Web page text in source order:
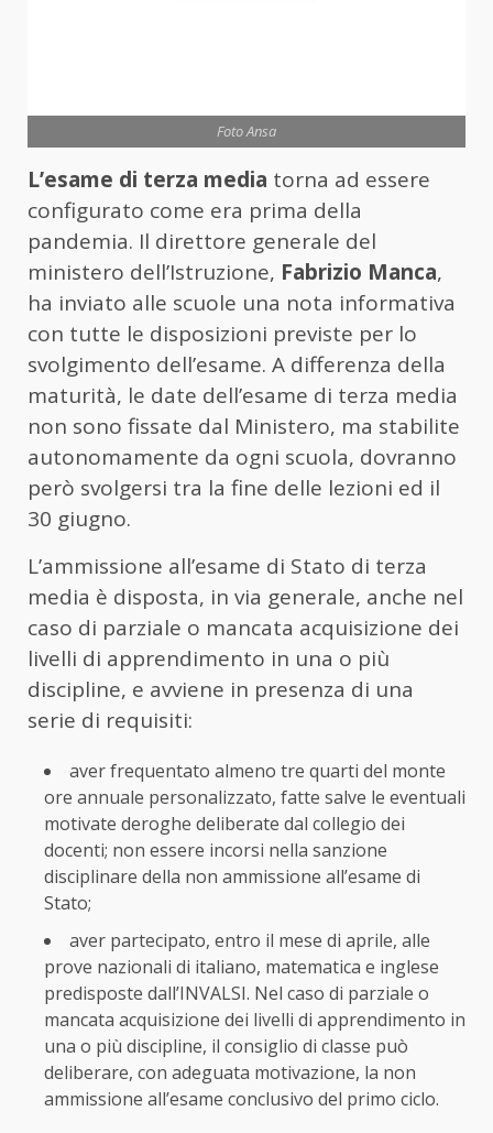
Foto Ansa
L’esame di terza media torna ad essere
configurato come era prima della
pandemia. Il direttore generale del
ministero dell’Istruzione, Fabrizio Manca,
ha inviato alle scuole una nota informativa
con tutte le disposizioni previste per lo
svolgimento dell’esame. A differenza della
maturità, le date dell’esame di terza media
non sono fissate dal Ministero, ma stabilite
autonomamente da ogni scuola, dovranno
però svolgersi tra la fine delle lezioni ed il
30 giugno.
L’ammissione all’esame di Stato di terza
media è disposta, in via generale, anche nel
caso di parziale o mancata acquisizione dei
livelli di apprendimento in una o più
discipline, e avviene in presenza di una
serie di requisiti:
aver frequentato almeno tre quarti del monte
ore annuale personalizzato, fatte salve le eventuali
motivate deroghe deliberate dal collegio dei
docenti; non essere incorsi nella sanzione
disciplinare della non ammissione all’esame di
Stato;
aver partecipato, entro il mese di aprile, alle
prove nazionali di italiano, matematica e inglese
predisposte dall’INVALSI. Nel caso di parziale o
mancata acquisizione dei livelli di apprendimento in
una o più discipline, il consiglio di classe può
deliberare, con adeguata motivazione, la non
ammissione all’esame conclusivo del primo ciclo.